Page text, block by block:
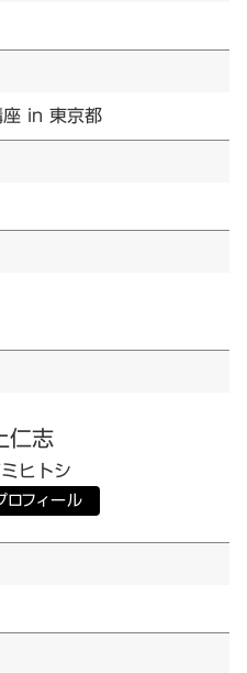
in 東京都
仁志
ヒトシ
ロフィール